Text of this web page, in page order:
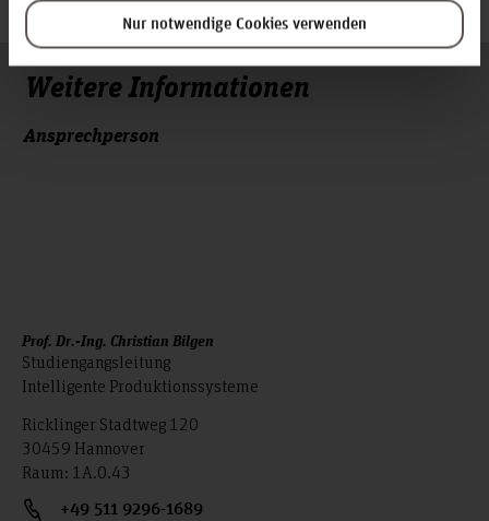
Nur notwendige Cookies verwenden
Weitere Informationen
Ansprechperson
Prof. Dr.-Ing. Christian Bilgen
Studiengangsleitung
Intelligente Produktionssysteme
Ricklinger Stadtweg 120
30459 Hannover
Raum: 1A.0.43
+49 511 9296-1689